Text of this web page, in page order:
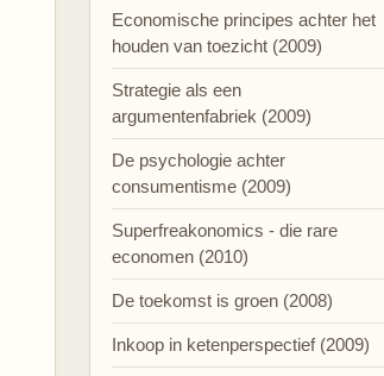
Economische principes achter het
houden van toezicht (2009)
Strategie als een
argumentenfabriek (2009)
De psychologie achter
consumentisme (2009)
Superfreakonomics - die rare
economen (2010)
De toekomst is groen (2008)
Inkoop in ketenperspectief (2009)